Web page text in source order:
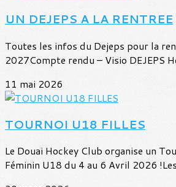
UN DEJEPS A LA RENTREE
Toutes les infos du Dejeps pour la
2027Compte rendu – Visio DEJEPS
11 mai 2026
TOURNOI U18 FILLES
Le Douai Hockey Club organise un
Féminin U18 du 4 au 6 Avril 2026